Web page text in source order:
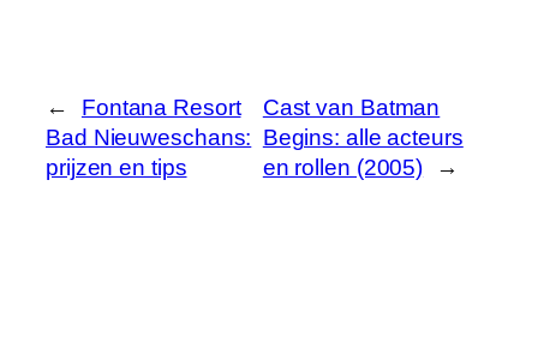
←
Fontana Resort
Bad Nieuweschans:
prijzen en tips
Cast van Batman
Begins: alle acteurs
en rollen (2005)
→